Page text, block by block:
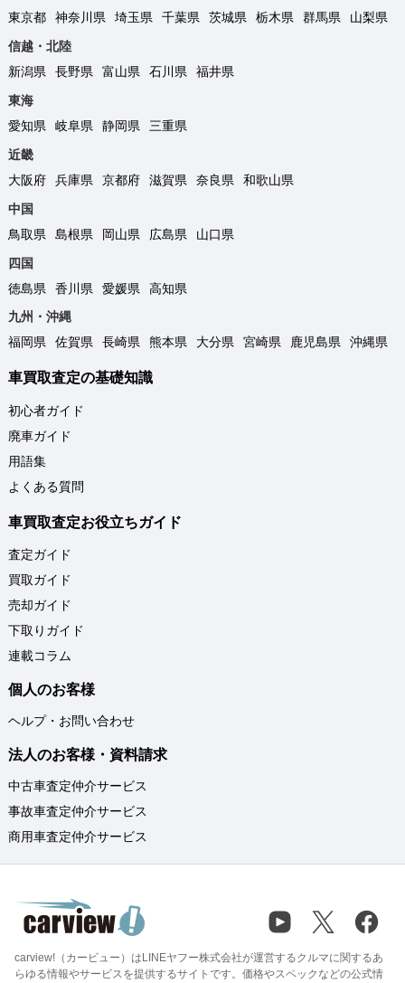
東京都
神奈川県 埼玉県 千葉県 茨城県 栃木県 群馬県
山梨県
信越・北陸
新潟県
長野県 富山県 石川県
福井県
東海
愛知県
岐阜県 静岡県
三重県
近畿
大阪府
兵庫県 京都府 滋賀県 奈良県
和歌山県
中国
鳥取県
島根県 岡山県 広島県
山口県
四国
徳島県
香川県 愛媛県
高知県
九州・沖縄
福岡県
佐賀県 長崎県 熊本県 大分県 宮崎県 鹿児島県 沖縄県
車買取査定の基礎知識
初心者ガイド
廃車ガイド
用語集
よくある質問
車買取査定お役立ちガイド
査定ガイド
買取ガイド
売却ガイド
下取りガイド
連載コラム
個人のお客様
ヘルプ・お問い合わせ
法人のお客様・資料請求
中古車査定仲介サービス
事故車査定仲介サービス
商用車査定仲介サービス
carview!（カービュー）はLINEヤフー株式会社が運営するクルマに関するあ
らゆる情報やサービスを提供するサイトです。価格やスペックなどの公式情